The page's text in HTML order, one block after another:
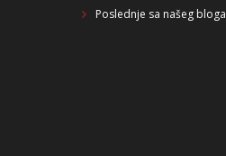
Poslednje sa našeg bloga